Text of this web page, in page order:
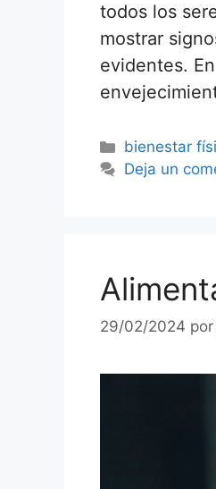
todos los
mostrar
evidentes.
bienestar
Deja un
29/02/2024 por